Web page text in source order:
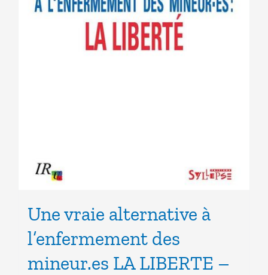
Une vraie alternative à
l’enfermement des
mineur.es LA LIBERTE –